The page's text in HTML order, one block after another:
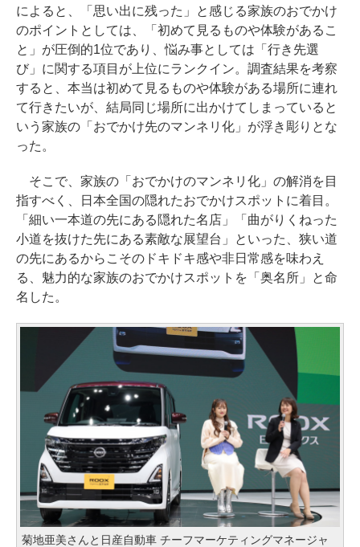
によると、「思い出に残った」と感じる家族のおでかけ
のポイントとしては、「初めて見るものや体験があるこ
と」が圧倒的1位であり、悩み事としては「行き先選
び」に関する項目が上位にランクイン。調査結果を考察
すると、本当は初めて見るものや体験がある場所に連れ
て行きたいが、結局同じ場所に出かけてしまっていると
いう家族の「おでかけ先のマンネリ化」が浮き彫りとな
った。
そこで、家族の「おでかけのマンネリ化」の解消を目
指すべく、日本全国の隠れたおでかけスポットに着目。
「細い一本道の先にある隠れた名店」「曲がりくねった
小道を抜けた先にある素敵な展望台」といった、狭い道
の先にあるからこそのドキドキ感や非日常感を味わえ
る、魅力的な家族のおでかけスポットを「奥名所」と命
名した。
菊地亜美さんと日産自動車 チーフマーケティングマネージャ